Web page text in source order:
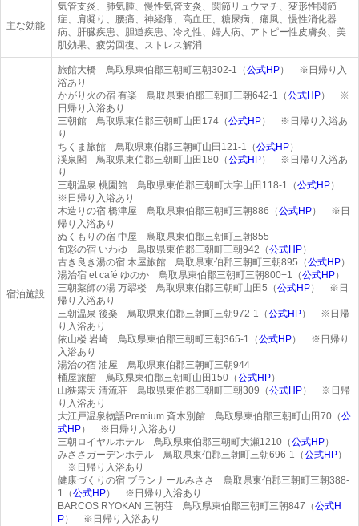
主な効能
気管支炎、肺気腫、慢性気管支炎、関節リュウマチ、変形性関節
症、肩凝り、腰痛、神経痛、高血圧、糖尿病、痛風、慢性消化器
病、肝臓疾患、胆道疾患、冷え性、婦人病、アトピー性皮膚炎、美
肌効果、疲労回復、ストレス解消
宿泊施設
旅館大橋 鳥取県東伯郡三朝町三朝302-1（公式HP） ※日帰り入
浴あり
かがり火の宿 有楽 鳥取県東伯郡三朝町三朝642-1（公式HP） ※
日帰り入浴あり
三朝館 鳥取県東伯郡三朝町山田174（公式HP） ※日帰り入浴あ
り
ちくま旅館 鳥取県東伯郡三朝町山田121-1（公式HP）
渓泉閣 鳥取県東伯郡三朝町山田180（公式HP） ※日帰り入浴あ
り
三朝温泉 桃園館 鳥取県東伯郡三朝町大字山田118-1（公式HP）
※日帰り入浴あり
木造りの宿 橋津屋 鳥取県東伯郡三朝町三朝886（公式HP） ※日
帰り入浴あり
ぬくもりの宿 中屋 鳥取県東伯郡三朝町三朝855
旬彩の宿 いわゆ 鳥取県東伯郡三朝町三朝942（公式HP）
古き良き湯の宿 木屋旅館 鳥取県東伯郡三朝町三朝895（公式HP）
湯治宿 et café ゆのか 鳥取県東伯郡三朝町三朝800−1（公式HP）
三朝薬師の湯 万翆楼 鳥取県東伯郡三朝町山田5（公式HP） ※日
帰り入浴あり
三朝温泉 後楽 鳥取県東伯郡三朝町三朝972-1（公式HP） ※日帰
り入浴あり
依山楼 岩崎 鳥取県東伯郡三朝町三朝365-1（公式HP） ※日帰り
入浴あり
湯治の宿 油屋 鳥取県東伯郡三朝町三朝944
桶屋旅館 鳥取県東伯郡三朝町山田150（公式HP）
山狭露天 清流荘 鳥取県東伯郡三朝町三朝309（公式HP） ※日帰
り入浴あり
大江戸温泉物語Premium 斉木別館 鳥取県東伯郡三朝町山田70（公
式HP） ※日帰り入浴あり
三朝ロイヤルホテル 鳥取県東伯郡三朝町大瀬1210（公式HP）
みささガーデンホテル 鳥取県東伯郡三朝町三朝696-1（公式HP）
※日帰り入浴あり
健康づくりの宿 ブランナールみささ 鳥取県東伯郡三朝町三朝388-
1（公式HP） ※日帰り入浴あり
BARCOS RYOKAN 三朝荘 鳥取県東伯郡三朝町三朝847（公式H
P） ※日帰り入浴あり